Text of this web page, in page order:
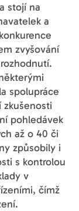
stojí na
a
zvyšování
spolupráce
pohledávek
až o 40 či
způsobily i
s kontrolou
v
čímž